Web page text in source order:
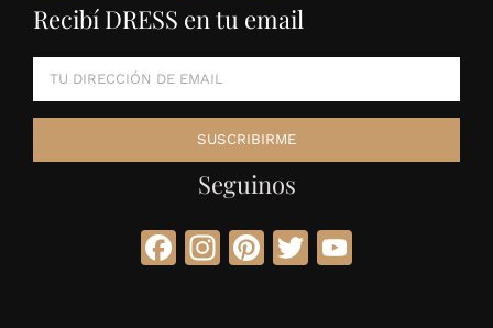
Recibí DRESS en tu email
Seguinos
Facebook
Instagram
Pinterest
Twitter